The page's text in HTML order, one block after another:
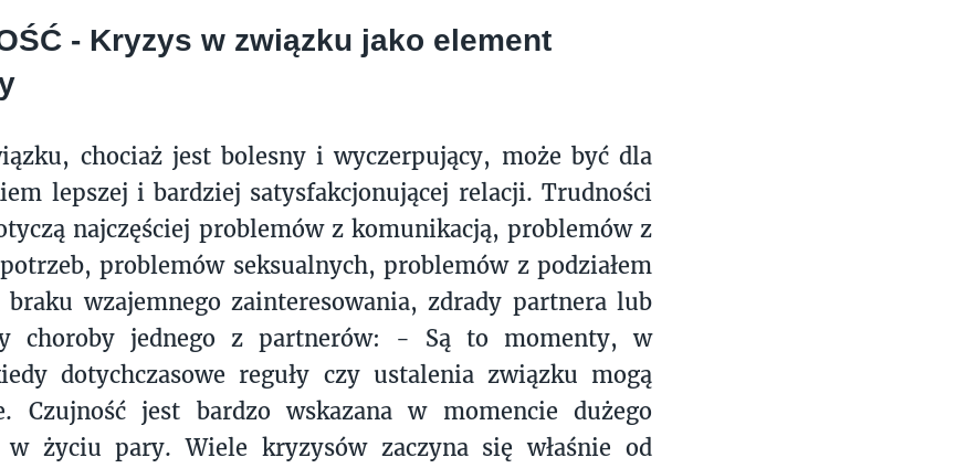
- Kryzys w związku jako element
chociaż jest bolesny i wyczerpujący, może być dla
lepszej i bardziej satysfakcjonującej relacji. Trudności
najczęściej problemów z komunikacją, problemów z
problemów seksualnych, problemów z podziałem
braku wzajemnego zainteresowania, zdrady partnera lub
choroby jednego z partnerów: - Są to momenty, w
dotychczasowe reguły czy ustalenia związku mogą
Czujność jest bardzo wskazana w momencie dużego
w życiu pary. Wiele kryzysów zaczyna się właśnie od